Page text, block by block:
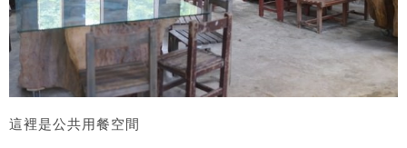
這裡是公共用餐空間